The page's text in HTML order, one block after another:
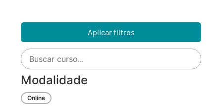
Aplicar filtros
Modalidade
Online